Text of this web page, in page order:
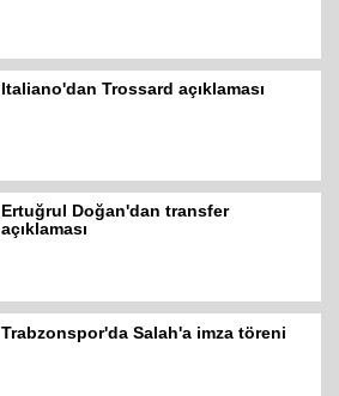
Italiano'dan Trossard açıklaması
Ertuğrul Doğan'dan transfer
açıklaması
Trabzonspor'da Salah'a imza töreni